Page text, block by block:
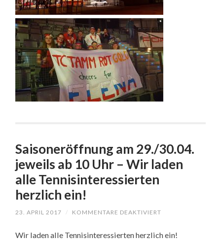
Saisoneröffnung am 29./30.04.
jeweils ab 10 Uhr – Wir laden
alle Tennisinteressierten
herzlich ein!
23. APRIL 2017 / KOMMENTARE DEAKTIVIERT
29./30.04.
Wir laden alle Tennisinteressierten herzlich ein!